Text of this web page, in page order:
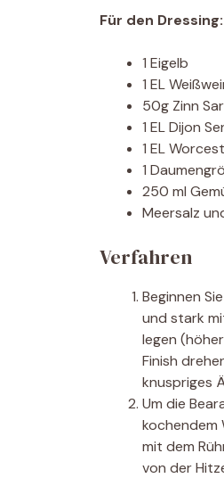
Für den Dressing:
1 Eigelb
1 EL
50g Zinn
1 EL Dijon
1 EL
1
250 ml
Meersalz
Verfahren
Beginnen
und stark
legen
Finish
knuspriges
Um die
kochendem
mit dem
von der